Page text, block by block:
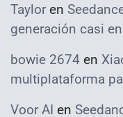
Taylor en
generación casi
bowie 2674 en
multiplataforma
Voor AI en